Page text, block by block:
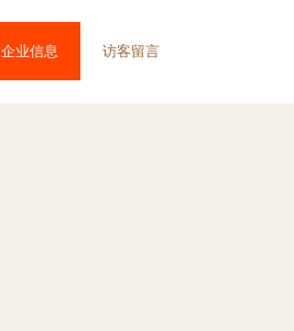
企业信息 访客留言